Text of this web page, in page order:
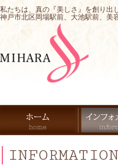
私たちは、真の『美しさ』を創り出
神戸市北区岡場駅前、大池駅前、美
INFORMATION